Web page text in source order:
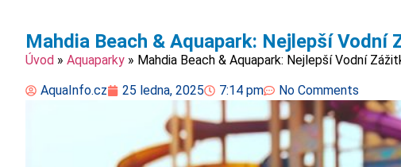
Mahdia Beach & Aquapark: Nejlepší Vodní
Úvod » Aquaparky » Mahdia Beach & Aquapark: Nejlepší Vodní
AquaInfo.cz 25 ledna, 2025 7:14 pm No Comments